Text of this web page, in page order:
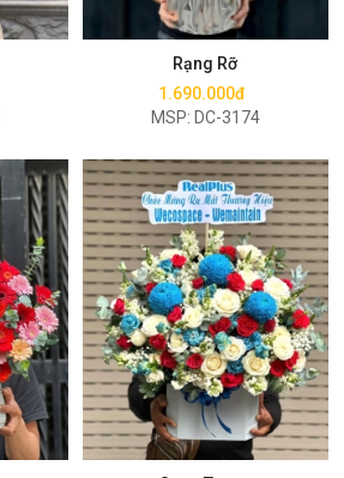
Rạng Rỡ
1.690.000đ
MSP: DC-3174
Mua ngay
Mua ngay